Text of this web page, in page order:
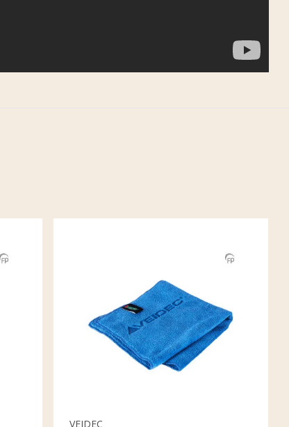
VEIDEC